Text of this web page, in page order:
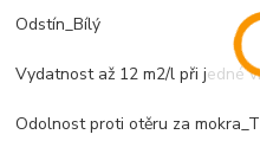
Odstín_Bílý
Vydatnost až 12 m2/l při jedné
Odolnost proti otěru za